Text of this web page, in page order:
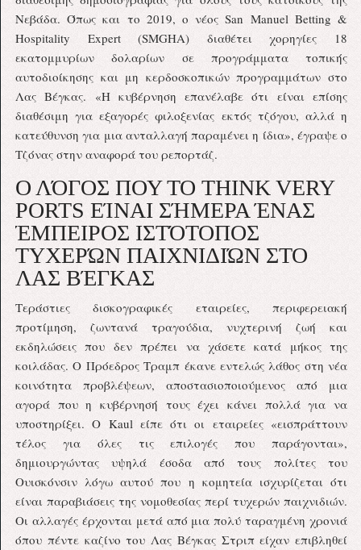
Νεβάδα. Όπως και το 2019, ο νέος San Manuel Betting &
Hospitality Expert (SMGHA) διαθέτει χορηγίες 18
εκατομμυρίων δολαρίων σε προγράμματα τοπικής
αυτοδιοίκησης και μη κερδοσκοπικών προγραμμάτων στο
Λας Βέγκας. «Η κυβέρνηση επανέλαβε ότι είναι επίσης
διαθέσιμη για εξαγορές φιλοξενίας εκτός τζόγου, αλλά η
κατεύθυνση για μια ανταλλαγή παραμένει η ίδια», έγραψε ο
Τζόνας στην αναφορά του ρεπορτάζ.
Ο ΛΌΓΟΣ ΠΟΥ ΤΟ THINK VERY
PORTS ΕΊΝΑΙ ΣΉΜΕΡΑ ΈΝΑΣ
ΈΜΠΕΙΡΟΣ ΙΣΤΌΤΟΠΟΣ
ΤΥΧΕΡΏΝ ΠΑΙΧΝΙΔΙΏΝ ΣΤΟ
ΛΑΣ ΒΈΓΚΑΣ
Τεράστιες δισκογραφικές εταιρείες, περιφερειακή
προτίμηση, ζωντανά τραγούδια, νυχτερινή ζωή και
εκδηλώσεις που δεν πρέπει να χάσετε κατά μήκος της
κοιλάδας. Ο Πρόεδρος Τραμπ έκανε εντελώς λάθος στη νέα
κοινότητα προβλέψεων, αποστασιοποιούμενος από μια
αγορά που η κυβέρνησή τους έχει κάνει πολλά για να
υποστηρίξει. Ο Kaul είπε ότι οι εταιρείες «εισπράττουν
τέλος για όλες τις επιλογές που παράγονται»,
δημιουργώντας υψηλά έσοδα από τους πολίτες του
Ουισκόνσιν λόγω αυτού που η κομητεία ισχυρίζεται ότι
είναι παραβιάσεις της νομοθεσίας περί τυχερών παιχνιδιών.
Οι αλλαγές έρχονται μετά από μια πολύ ταραγμένη χρονιά
όπου πέντε καζίνο του Λας Βέγκας Στριπ είχαν επιβληθεί